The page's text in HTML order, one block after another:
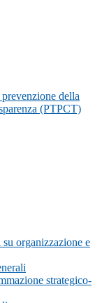
della
(PTPCT)
organizzazione e
strategico-